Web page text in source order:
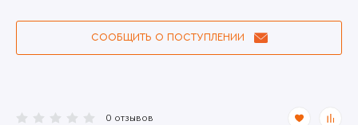
0 отзывов
СООБЩИТЬ О ПОСТУПЛЕНИИ